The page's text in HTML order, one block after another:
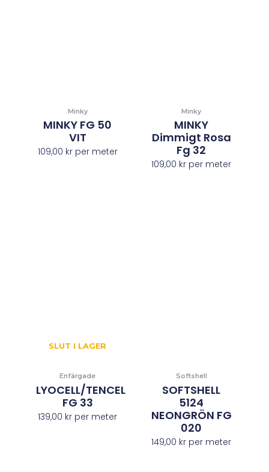
Minky
MINKY FG 50
VIT
109,00 krper meter
Minky
MINKY
Dimmigt Rosa
Fg 32
109,00 kr per meter
SLUT I LAGER
Enfärgade
LYOCELL/TENCEL
FG 33
139,00 kr per meter
Softshell
SOFTSHELL
5124
NEONGRÖN FG
020
149,00 kr per meter